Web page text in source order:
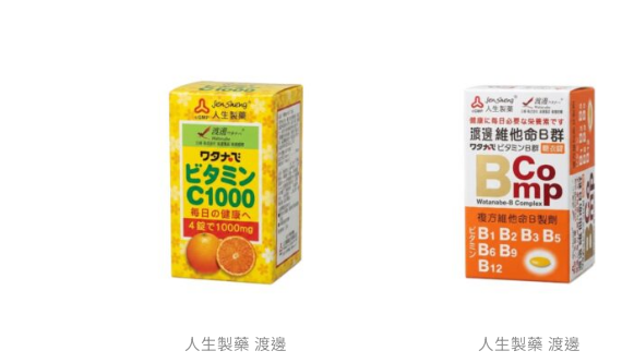
人生製藥 渡邊
始
價
格：
NT$ 200。
人生製藥 渡邊
始
價
格：
NT$ 340。